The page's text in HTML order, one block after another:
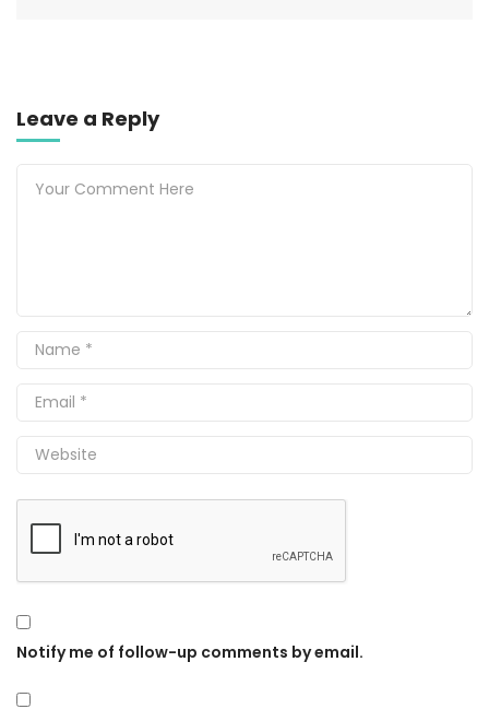
Leave a Reply
Notify me of follow-up comments by email.